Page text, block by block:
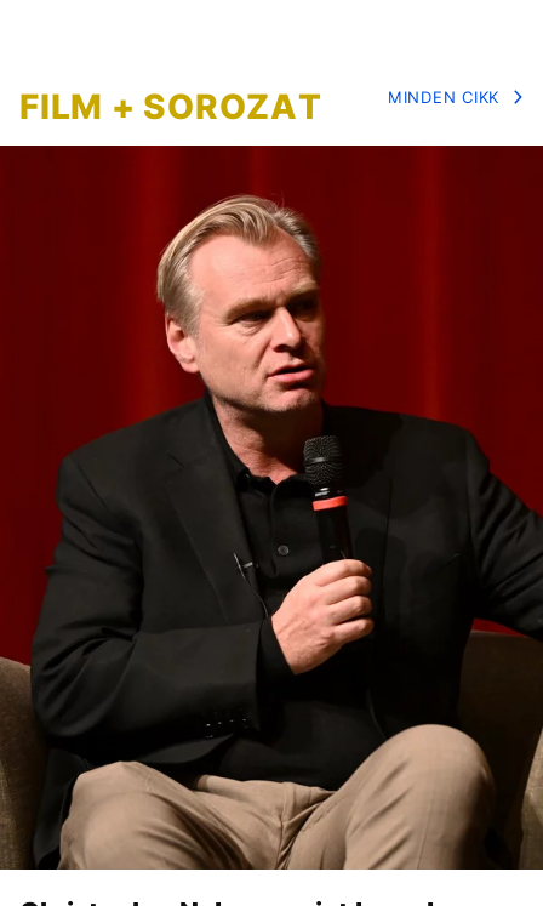
FILM + SOROZAT MINDEN CIKK